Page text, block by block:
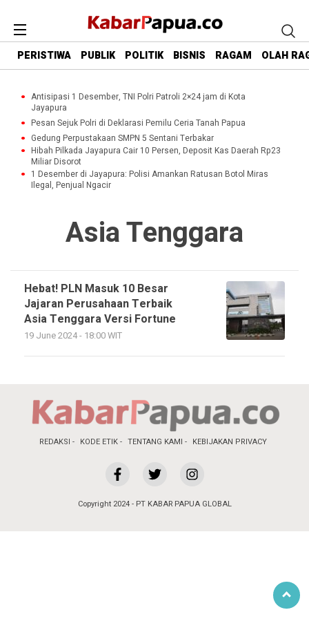
PERISTIWA PUBLIK POLITIK BISNIS RAGAM OLAH
Antisipasi 1 Desember, TNI Polri Patroli 2×24 jam di Kota
Jayapura
Pesan Sejuk Polri di Deklarasi Pemilu Ceria Tanah Papua
Gedung Perpustakaan SMPN 5 Sentani Terbakar
Hibah Pilkada Jayapura Cair 10 Persen, Deposit Kas Daerah Rp23
Miliar Disorot
1 Desember di Jayapura: Polisi Amankan Ratusan Botol Miras
Ilegal, Penjual Ngacir
Asia Tenggara
Hebat! PLN Masuk 10 Besar
Jajaran Perusahaan Terbaik
Asia Tenggara Versi Fortune
19 June 2024 - 18:00 WIT
REDAKSI KODE ETIK TENTANG KAMI KEBIJAKAN PRIVACY
Copyright 2024 - PT KABAR PAPUA GLOBAL